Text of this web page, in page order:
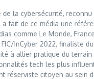
la cybersécurité,
fait de ce média une
comme Le Monde,
InCyber 2022, finaliste
à allier pratique du
tech les plus
réserviste citoyen au